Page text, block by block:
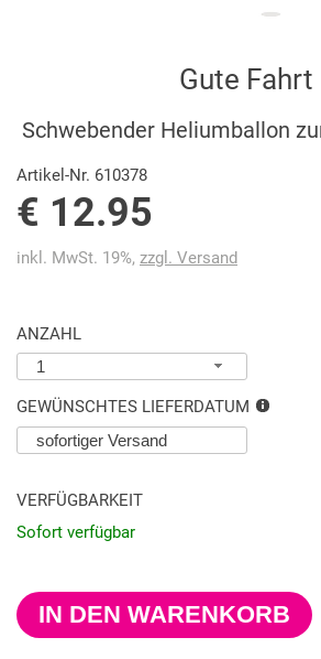
Gute Fahrt
Schwebender Heliumballon
Artikel-Nr. 610378
€ 12.95
inkl. MwSt. 19%, zzgl. Versand
ANZAHL
1
GEWÜNSCHTES LIEFERDATUM
VERFÜGBARKEIT
Sofort verfügbar
IN DEN WARENKORB